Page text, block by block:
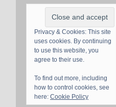
Privacy & Cookies: This site
uses cookies. By continuing
to use this website, you
agree to their use.
To find out more, including
how to control cookies, see
here: Cookie Policy